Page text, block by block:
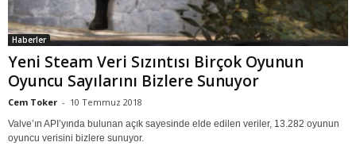
Haberler
Yeni Steam Veri Sızıntısı Birçok Oyunun
Oyuncu Sayılarını Bizlere Sunuyor
Cem Toker - 10 Temmuz 2018
Valve’ın API’yında bulunan açık sayesinde elde edilen veriler, 13.282 oyunun
oyuncu verisini bizlere sunuyor.